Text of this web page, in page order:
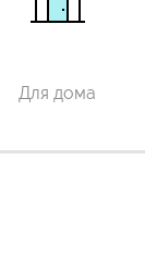
Для дома